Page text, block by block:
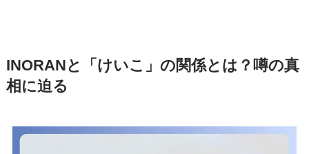
INORANと「けいこ」の関係とは？噂の真
相に迫る